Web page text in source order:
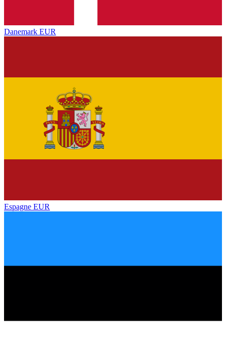
Danemark EUR
Espagne EUR